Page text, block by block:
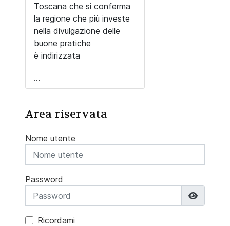
Toscana che si conferma
la regione che più investe
nella divulgazione delle
buone pratiche
è indirizzata
...
Area riservata
Nome utente
Password
Ricordami